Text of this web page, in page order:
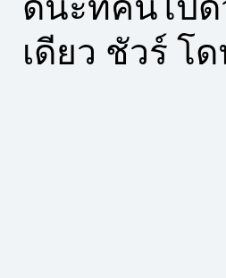
ดีนะที่คนไปด้
เดียว ชัวร์